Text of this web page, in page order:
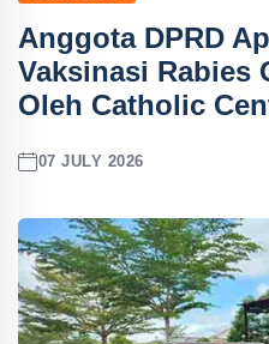
Anggota DPRD
Vaksinasi Rabies
Oleh Catholic
07 JULY 2026